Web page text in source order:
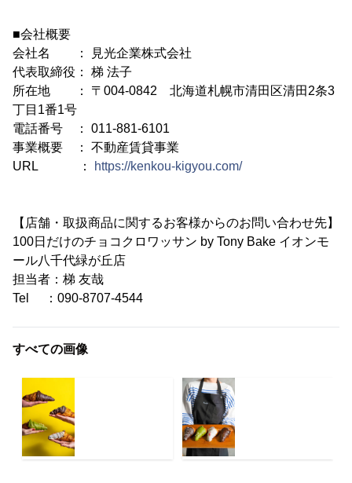
■会社概要
会社名 ： 見光企業株式会社
代表取締役： 梯 法子
所在地 ： 〒004-0842 北海道札幌市清田区清田2条3
丁目1番1号
電話番号 ： 011-881-6101
事業概要 ： 不動産賃貸事業
URL ：
https://kenkou-kigyou.com/
【店舗・取扱商品に関するお客様からのお問い合わせ先】
100日だけのチョコクロワッサン by Tony Bake イオンモ
ール八千代緑が丘店
担当者：梯 友哉
Tel ：090-8707-4544
すべての画像